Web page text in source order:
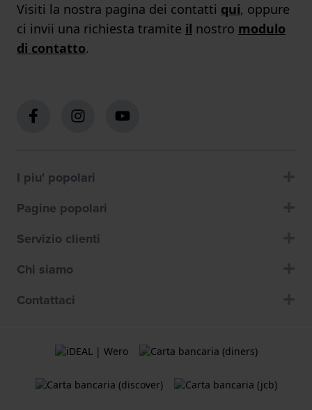
Visiti la nostra pagina dei contatti qui, oppure
ci invii una richiesta tramite il nostro modulo
di contatto.
I piu' popolari
Pagine popolari
Servizio clienti
Chi siamo
Contattaci